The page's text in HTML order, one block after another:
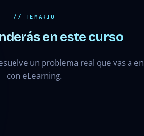
// TEMARIO
en este curso
un problema real que vas a
con eLearning.